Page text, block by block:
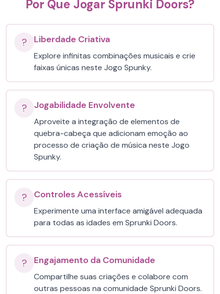
Por Que Jogar Sprunki Doors?
? Liberdade Criativa
Explore infinitas combinações musicais e crie
faixas únicas neste Jogo Spunky.
? Jogabilidade Envolvente
Aproveite a integração de elementos de
quebra-cabeça que adicionam emoção ao
processo de criação de música neste Jogo
Spunky.
? Controles Acessíveis
Experimente uma interface amigável adequada
para todas as idades em Sprunki Doors.
? Engajamento da Comunidade
Compartilhe suas criações e colabore com
outras pessoas na comunidade Sprunki Doors.